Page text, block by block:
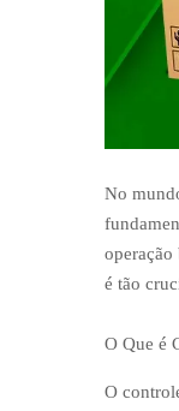
No
operação
é tão
O Que é
O